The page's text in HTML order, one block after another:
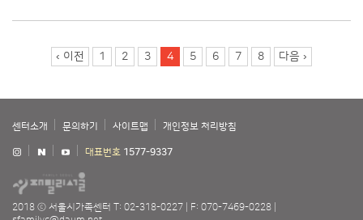
‹ 이전
1 2 3 4 5 6 7 8 다음 ›
센터소개 문의하기 사이트맵 개인정보 처리방침
대표번호 1577-9337
2018 ⓒ 서울시가족센터 T: 02-318-0227
F: 070-7469-0228